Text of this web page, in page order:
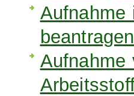
Aufnahme
beantragen
Aufnahme